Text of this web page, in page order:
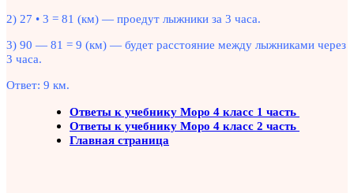
2) 27 • 3 = 81 (км) — проедут лыжники за 3 часа.
3) 90 — 81 = 9 (км) — будет расстояние между лыжниками через
3 часа.
Ответ: 9 км.
Ответы к учебнику Моро 4 класс 1 часть
Ответы к учебнику Моро 4 класс 2 часть
Главная страница